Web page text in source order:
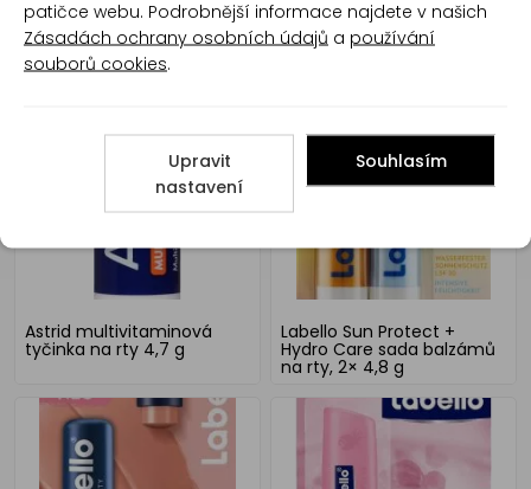
Helle Jahoda balzám na
rty, 3,7 g
Astrid Maxi ochranný lůj na
Astrid multivitaminová
tyčinka na rty 4,7 g
Labello Sun Protect +
Hydro Care sada balzámů
na rty, 2× 4,8 g
patičce webu. Podrobnější informace najdete v našich
Zásadách ochrany osobních údajů a používání
souborů cookies.
Upravit
nastavení
Souhlasím